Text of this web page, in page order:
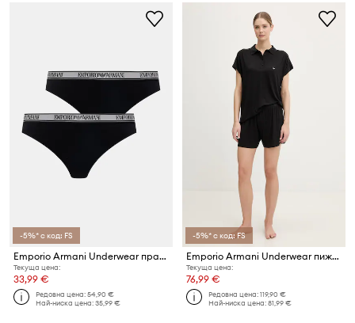
-5%* с код: FS
Emporio Armani Underwear прашки дамски 2 броя
Текуща цена:
33,99 €
Редовна цена:54,90 €
Най-ниска цена:35,99 €
-5%* с код: FS
Emporio Armani Underwear пижама дамска с вискоза
Текуща цена:
76,99 €
Редовна цена:119,90 €
Най-ниска цена:81,99 €